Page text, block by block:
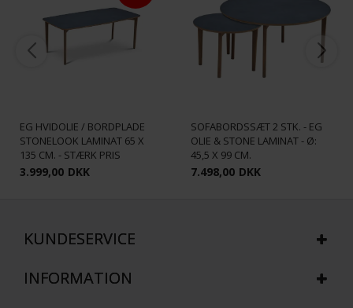
EG HVIDOLIE / BORDPLADE
STONELOOK LAMINAT 65 X
135 CM. - STÆRK PRIS
3.999,00 DKK
SOFABORDSSÆT 2 STK. - EG
OLIE & STONE LAMINAT - Ø:
45,5 X 99 CM.
7.498,00 DKK
KUNDESERVICE
INFORMATION